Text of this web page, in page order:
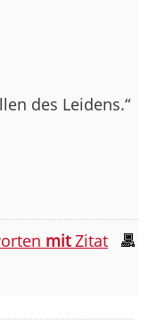
des Leidens.“
mitZitat